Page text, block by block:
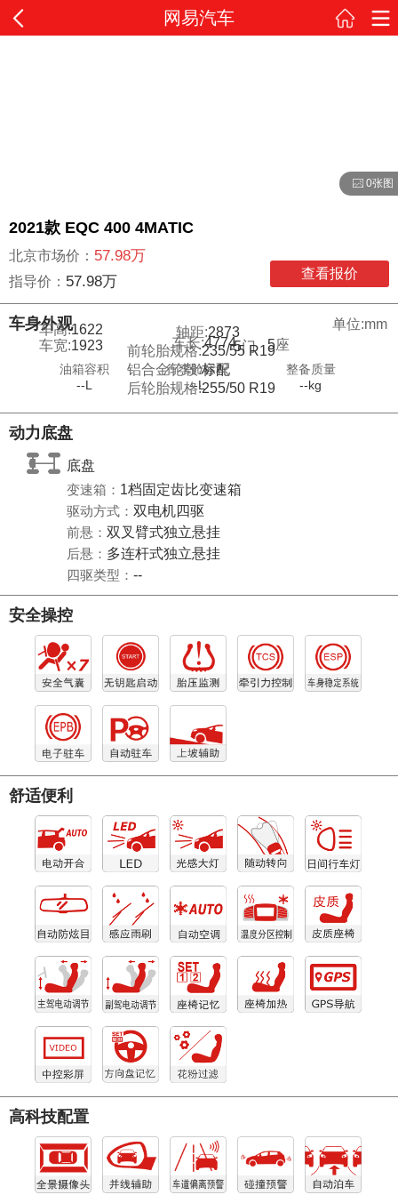
网易汽车
0张图
2021款 EQC 400 4MATIC
北京市场价： 57.98万
指导价： 57.98万 查看报价
车身外观
单位:mm
车长:4774
车宽:1923 5座
5门
车高:1622 轴距:2873
前轮胎规格:235/55 R19
铝合金轮毂:标配
后轮胎规格:255/50 R19
油箱容积
--L
行李舱容积
--L
整备质量
--kg
动力底盘
底盘
变速箱： 1档固定齿比变速箱
驱动方式： 双电机四驱
前悬： 双叉臂式独立悬挂
后悬： 多连杆式独立悬挂
四驱类型： --
安全操控
舒适便利
高科技配置